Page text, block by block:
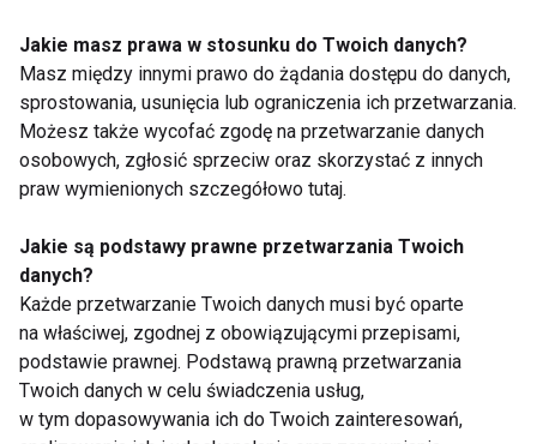
Taniec z gwiazdami
Nowy "Taniec z
Gwiazdami" od 7
marca w Polsacie
"Taniec z Gwiazdami "
Jakie masz prawa w stosunku do Twoich danych?
Masz między innymi prawo do żądania dostępu do danych,
sprostowania, usunięcia lub ograniczenia ich przetwarzania.
Możesz także wycofać zgodę na przetwarzanie danych
osobowych, zgłosić sprzeciw oraz skorzystać z innych
praw wymienionych szczegółowo tutaj.
Jakie są podstawy prawne przetwarzania Twoich
danych?
Każde przetwarzanie Twoich danych musi być oparte
na właściwej, zgodnej z obowiązującymi przepisami,
podstawie prawnej. Podstawą prawną przetwarzania
Twoich danych w celu świadczenia usług,
w tym dopasowywania ich do Twoich zainteresowań,